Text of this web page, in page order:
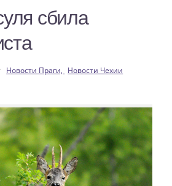
сбила
Новости Праги, Новости Чехии